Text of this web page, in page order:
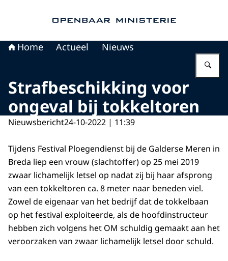
Home Actueel Nieuws
Strafbeschikking voor
ongeval bij tokkeltoren
Nieuwsbericht24-10-2022 | 11:39
Tijdens Festival Ploegendienst bij de Galderse Meren in
Breda liep een vrouw (slachtoffer) op 25 mei 2019
zwaar lichamelijk letsel op nadat zij bij haar afsprong
van een tokkeltoren ca. 8 meter naar beneden viel.
Zowel de eigenaar van het bedrijf dat de tokkelbaan
op het festival exploiteerde, als de hoofdinstructeur
hebben zich volgens het OM schuldig gemaakt aan het
veroorzaken van zwaar lichamelijk letsel door schuld.